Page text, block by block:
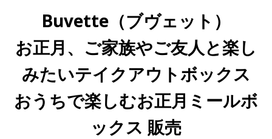
Restaurant
Wedding
IR
Buvette（ブヴェット）
お正月、ご家族やご友人と楽し
みたいテイクアウトボックス
おうちで楽しむお正月ミールボ
ックス 販売